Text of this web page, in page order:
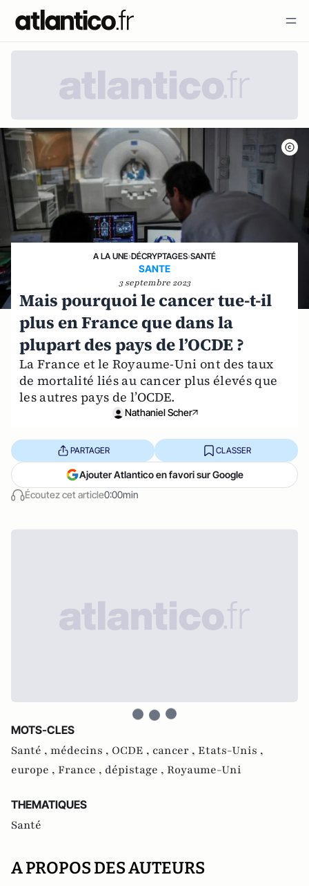
A LA UNE›DÉCRYPTAGES›SANTÉ
SANTE
3 septembre 2023
Mais pourquoi le cancer tue-t-il
plus en France que dans la
plupart des pays de l’OCDE ?
La France et le Royaume-Uni ont des taux
de mortalité liés au cancer plus élevés que
les autres pays de l’OCDE.
Nathaniel Scher
Écoutez cet article0:00min
PARTAGER CLASSER
Ajouter Atlantico en favori sur Google
MOTS-CLES
Santé , médecins , OCDE , cancer , Etats-Unis ,
europe , France , dépistage , Royaume-Uni
THEMATIQUES
Santé
A PROPOS DES AUTEURS